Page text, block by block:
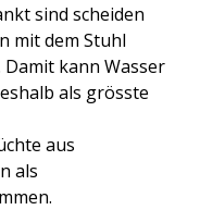
sind scheiden
mit dem Stuhl
Damit kann Wasser
als grösste
aus
als